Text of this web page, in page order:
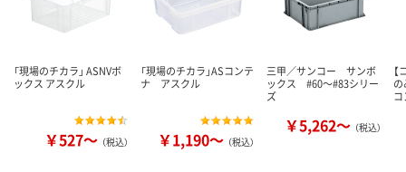
「現場のチカラ」 ASNVボ
ックス アスクル
￥527～ （税込）
「現場のチカラ」ASコンテ
ナ アスクル
￥1,190～ （税込）
三甲／サンコー サンボ
ックス #60～#83シリー
ズ
￥5,262～ （税込）
の